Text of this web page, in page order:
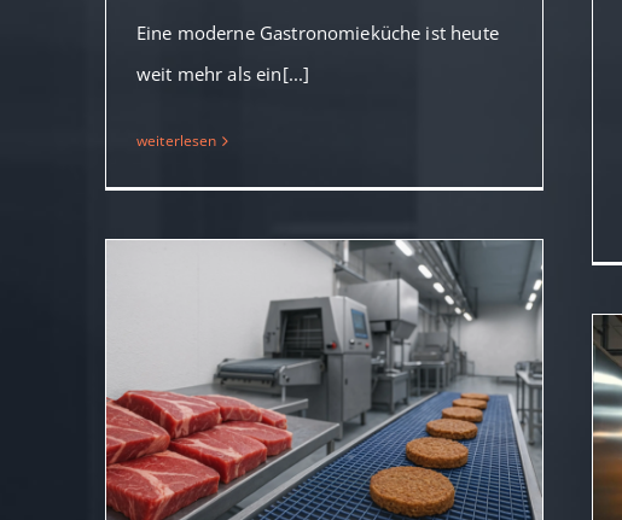
Eine moderne Gastronomieküche ist heute
weit mehr als ein[...]
weiterlesen